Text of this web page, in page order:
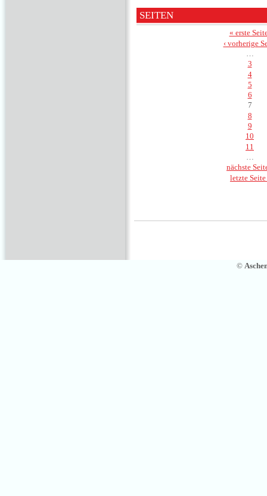
SEITEN
« erste
‹ vorherige
3
4
5
6
7
8
9
10
11
nächste
letzte
©